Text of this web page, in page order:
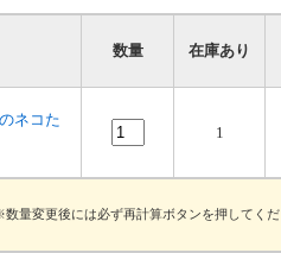
数量 在庫あり
ネコた
1
量変更後には必ず再計算ボタンを押してく